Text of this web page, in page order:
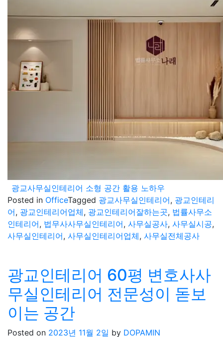
광교사무실인테리어 소형 공간 활용 노하우
Posted in OfficeTagged 광교사무실인테리어, 광교인테리
어, 광교인테리어업체, 광교인테리어잘하는곳, 법률사무소
인테리어, 법무사사무실인테리어, 사무실공사, 사무실시공,
사무실인테리어, 사무실인테리어업체, 사무실전체공사
광교인테리어 60평 변호사사
무실인테리어 전문성이 돋보
이는 공간
Posted on 2023년 11월 2일 by DOPAMIN